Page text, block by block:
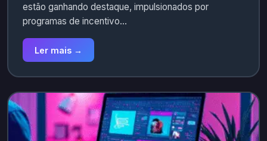
estão ganhando destaque, impulsionados por
programas de incentivo…
Ler mais →